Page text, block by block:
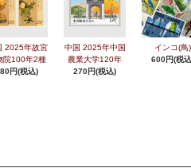
2025年故宮
院100年2種
円(税込)
中国 2025年中国
農業大学120年
270円(税込)
インコ(鳥)
600円(税